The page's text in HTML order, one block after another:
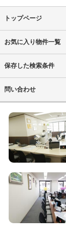
トップページ
お気に入り物件一覧
保存した検索条件
問い合わせ